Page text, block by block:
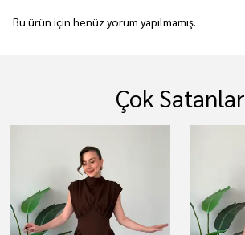
Bu ürün için henüz yorum yapılmamış.
Çok Satanlar